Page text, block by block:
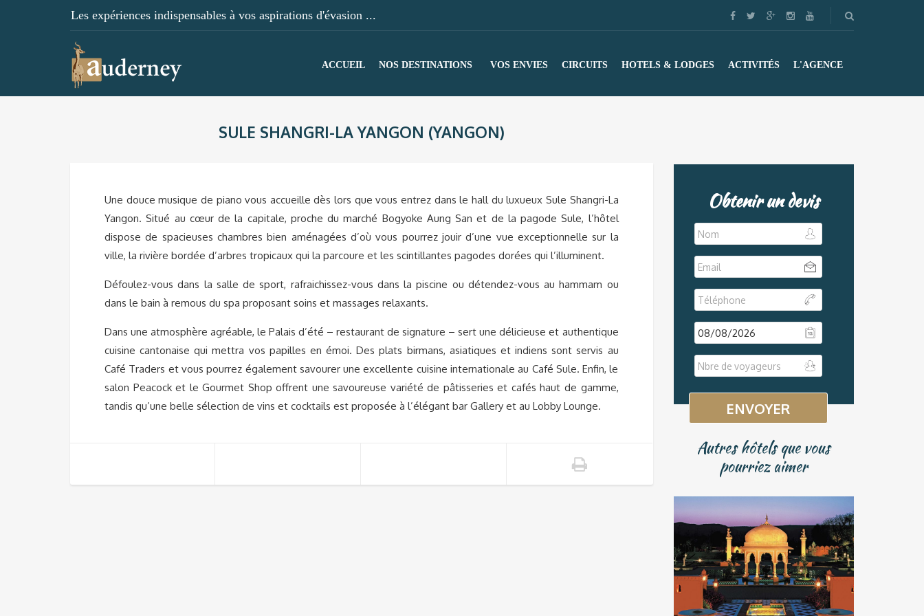
Les expériences indispensables à vos aspirations d'évasion ...
ACCUEIL NOS DESTINATIONS VOS ENVIES CIRCUITS HOTELS & LODGES ACTIVITÉS L'AGENCE
SULE SHANGRI-LA YANGON (YANGON)
Une douce musique de piano vous accueille dès lors que vous entrez dans le hall du luxueux Sule Shangri-La
Yangon. Situé au cœur de la capitale, proche du marché Bogyoke Aung San et de la pagode Sule, l’hôtel
dispose de spacieuses chambres bien aménagées d’où vous pourrez jouir d’une vue exceptionnelle sur la
ville, la rivière bordée d’arbres tropicaux qui la parcoure et les scintillantes pagodes dorées qui l’illuminent.
Défoulez-vous dans la salle de sport, rafraichissez-vous dans la piscine ou détendez-vous au hammam ou
dans le bain à remous du spa proposant soins et massages relaxants.
Dans une atmosphère agréable, le Palais d’été – restaurant de signature – sert une délicieuse et authentique
cuisine cantonaise qui mettra vos papilles en émoi. Des plats birmans, asiatiques et indiens sont servis au
Café Traders et vous pourrez également savourer une excellente cuisine internationale au Café Sule. Enfin, le
salon Peacock et le Gourmet Shop offrent une savoureuse variété de pâtisseries et cafés haut de gamme,
tandis qu’une belle sélection de vins et cocktails est proposée à l’élégant bar Gallery et au Lobby Lounge.
Obtenir un devis
DD
slash
MM
Autres hôtels que vous
pourriez aimer